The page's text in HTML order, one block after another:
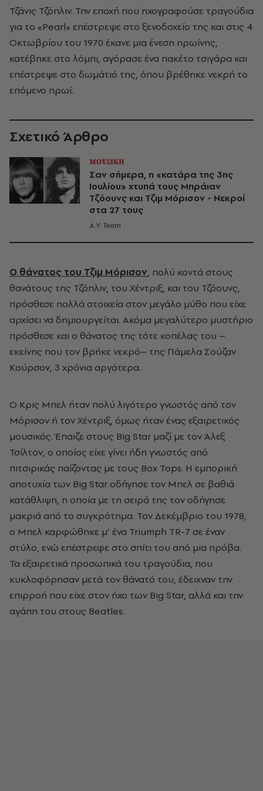
Τζάνις Τζόπλιν. Την εποχή που ηχογραφούσε τραγούδια
για το «Pearl» επέστρεψε στο ξενοδοχείο της και στις 4
Οκτωβρίου του 1970 έκανε μια ένεση ηρωίνης,
κατέβηκε στο λόμπι, αγόρασε ένα πακέτο τσιγάρα και
επέστρεψε στο δωμάτιό της, όπου βρέθηκε νεκρή το
επόμενο πρωί.
Σχετικό Άρθρο
ΜΟΥΣΙΚΗ
Σαν σήμερα, η «κατάρα της 3ης
Ιουλίου» χτυπά τους Μπράιαν
Τζόουνς και Τζιμ Μόρισον - Νεκροί
στα 27 τους
A.V. Team
Ο θάνατος του Τζιμ Μόρισον, πολύ κοντά στους
θανάτους της Τζόπλιν, του Χέντριξ, και του Τζόουνς,
πρόσθεσε πολλά στοιχεία στον μεγάλο μύθο που είχε
αρχίσει να δημιουργείται. Ακόμα μεγαλύτερο μυστήριο
πρόσθεσε και ο θάνατος της τότε κοπέλας του –
εκείνης που τον βρήκε νεκρό– της Πάμελα Σούζαν
Κούρσον, 3 χρόνια αργότερα.
Ο Κρις Μπελ ήταν πολύ λιγότερο γνωστός από τον
Μόρισον ή τον Χέντριξ, όμως ήταν ένας εξαιρετικός
μουσικός. Έπαιζε στους Big Star μαζί με τον Άλεξ
Τσίλτον, ο οποίος είχε γίνει ήδη γνωστός από
πιτσιρικάς παίζοντας με τους Box Tops. Η εμπορική
αποτυχία των Big Star οδήγησε τον Μπελ σε βαθιά
κατάθλιψη, η οποία με τη σειρά της τον οδήγησε
μακριά από το συγκρότημα. Τον Δεκέμβριο του 1978,
ο Μπελ καρφώθηκε μ’ ένα Triumph TR-7 σε έναν
στύλο, ενώ επέστρεφε στο σπίτι του από μια πρόβα.
Τα εξαιρετικά προσωπικά του τραγούδια, που
κυκλοφόρησαν μετά τον θάνατό του, έδειχναν την
επιρροή που είχε στον ήχο των Big Star, αλλά και την
αγάπη του στους Beatles.